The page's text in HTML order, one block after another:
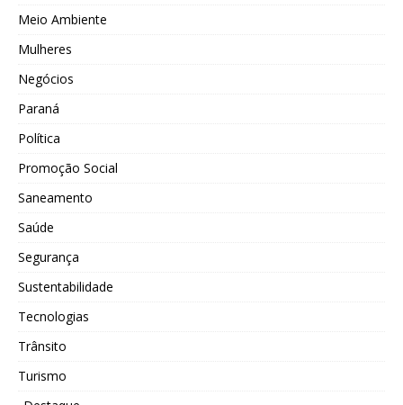
Meio Ambiente
Mulheres
Negócios
Paraná
Política
Promoção Social
Saneamento
Saúde
Segurança
Sustentabilidade
Tecnologias
Trânsito
Turismo